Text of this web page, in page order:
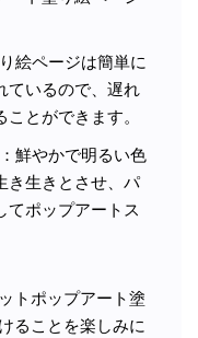
絵ページは簡単に
ているので、遅れ
とができます。
鮮やかで明るい色
き生きとさせ、パ
てポップアートス
トポップアート塗
ることを楽しみに